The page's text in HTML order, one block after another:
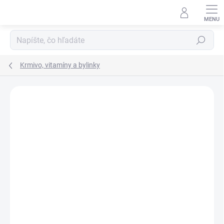
Hľadať
Krmivo, vitamíny a bylinky